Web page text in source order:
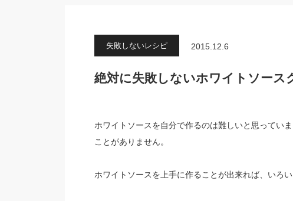
失敗しないレシピ 2015.12.6
絶対に失敗しないホワイトソース
ホワイトソースを自分で作るのは難しいと思ってい
ことがありません。
ホワイトソースを上手に作ることが出来れば、いろ